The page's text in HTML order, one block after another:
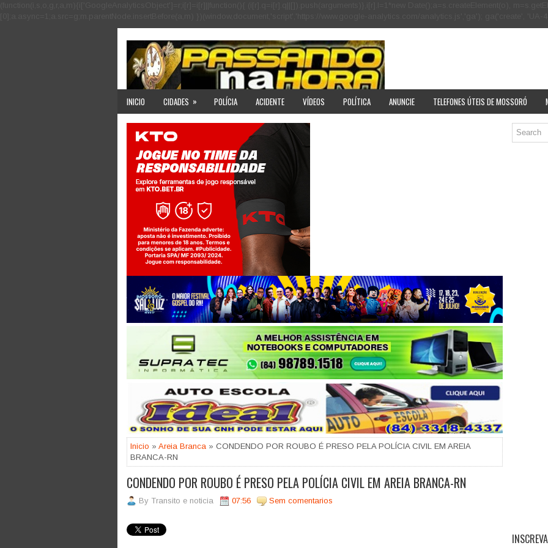
INICIO CIDADES » POLÍCIA ACIDENTE VÍDEOS POLÍTICA ANUNCIE TELEFONES ÚTEIS DE MOSSORÓ
Jogue com responsabilidade. 18+
Inicio » Areia Branca » CONDENDO POR ROUBO É PRESO PELA POLÍCIA CIVIL EM AREIA
BRANCA-RN
CONDENDO POR ROUBO É PRESO PELA POLÍCIA CIVIL EM AREIA BRANCA-RN
By Transito e noticia 07:56 Sem comentarios